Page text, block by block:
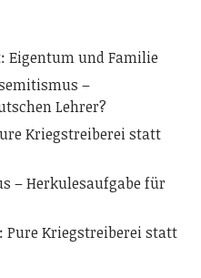
Eigentum und Familie
–
Lehrer?
Kriegstreiberei statt
– Herkulesaufgabe für
Pure Kriegstreiberei statt